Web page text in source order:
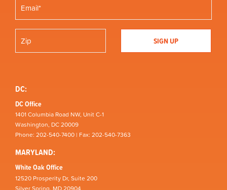
DC:
DC Office
1401 Columbia Road NW, Unit C-1
Washington, DC 20009
Phone: 202-540-7400 | Fax: 202-540-7363
MARYLAND:
White Oak Office
12520 Prosperity Dr, Suite 200